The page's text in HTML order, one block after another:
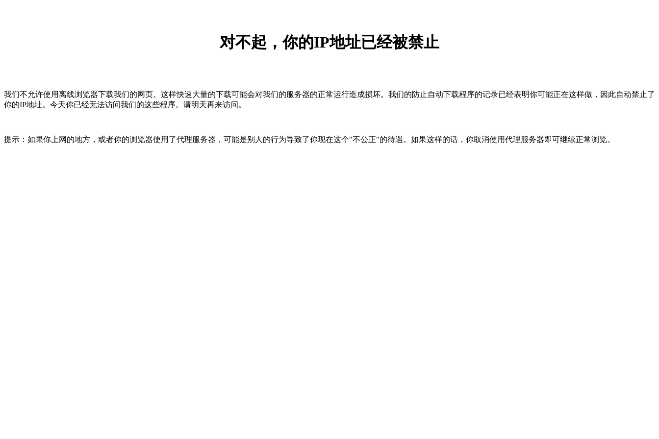
对不起，你的IP地址已经被禁止
我们不允许使用离线浏览器下载我们的网页。这样快速大量的下载可能会对我们的服务器的正常运行造成损坏。我们的防止自动下载程序的记录已经表明你可能正在这样做，因此自动禁止了
你的IP地址。今天你已经无法访问我们的这些程序。请明天再来访问。
提示：如果你上网的地方，或者你的浏览器使用了代理服务器，可能是别人的行为导致了你现在这个"不公正"的待遇。如果这样的话，你取消使用代理服务器即可继续正常浏览。